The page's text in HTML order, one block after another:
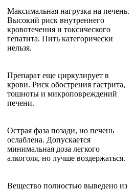
Максимальная нагрузка на печень.
Высокий риск внутреннего
кровотечения и токсического
гепатита. Пить категорически
нельзя.
Препарат еще циркулирует в
крови. Риск обострения гастрита,
тошноты и микроповреждений
печени.
Острая фаза позади, но печень
ослаблена. Допускается
минимальная доза легкого
алкоголя, но лучше воздержаться.
Вещество полностью выведено из